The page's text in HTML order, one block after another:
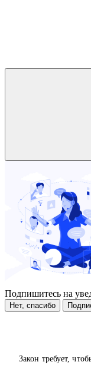
Закон требует,
Подпишитесь на
Нет, спасибо